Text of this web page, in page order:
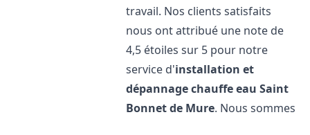
travail. Nos clients satisfaits
nous ont attribué une note de
4,5 étoiles sur 5 pour notre
service d'installation et
dépannage chauffe eau Saint
Bonnet de Mure. Nous sommes